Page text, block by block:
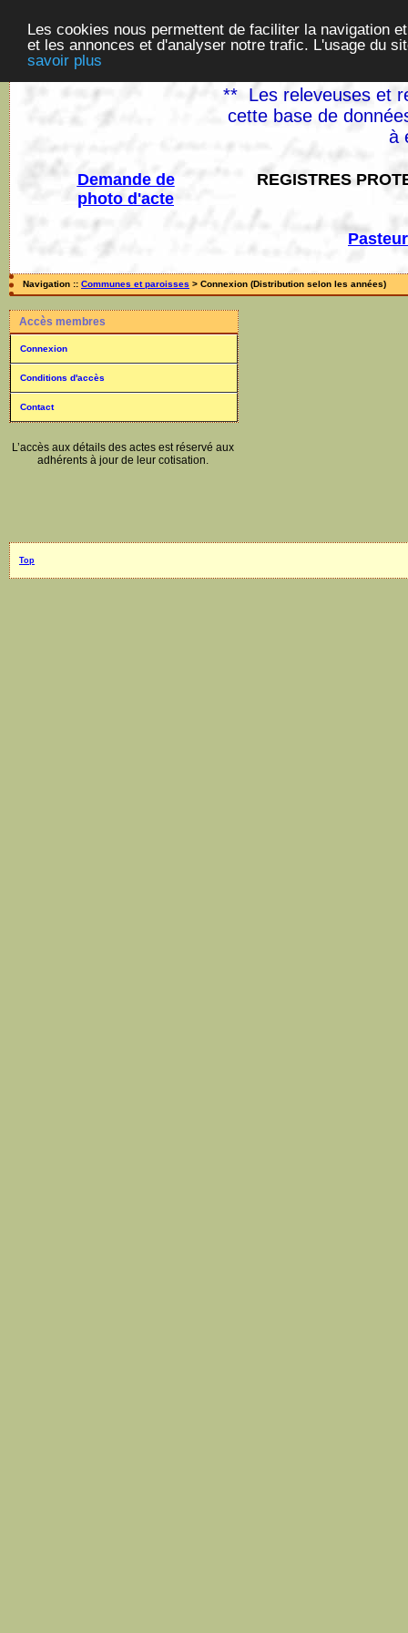
Les cookies nous permettent de faciliter la navigation
et les annonces et d'analyser notre trafic. L'usage du
savoir plus
** Les releveuses et
cette base de
à
Demande de
photo d'acte
REGISTRES
Navigation :: Communes et paroisses > Connexion (Distribution selon les années)
Accès membres
Connexion
Conditions d'accès
Contact
L’accès aux détails des actes est réservé aux
adhérents à jour de leur cotisation.
Top